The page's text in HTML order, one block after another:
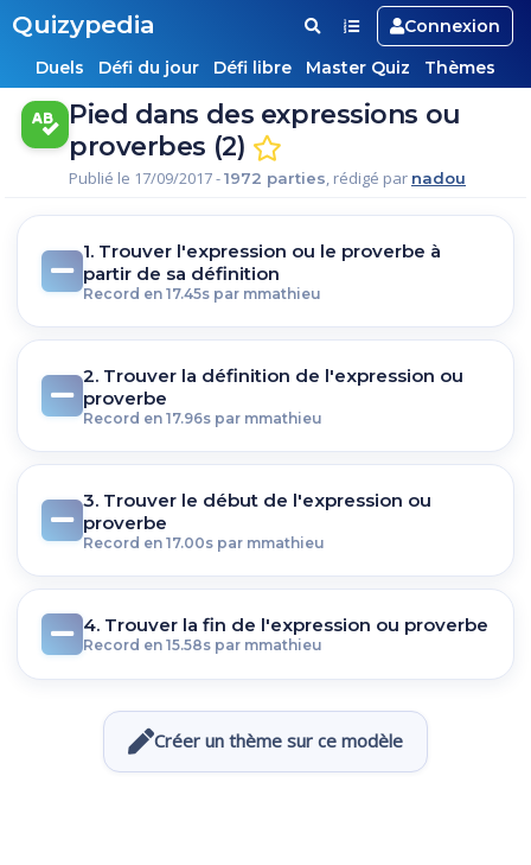
Quizypedia
Connexion
Duels
Défi du jour Défi libre Master Quiz Thèmes
Pied dans des expressions ou
proverbes (2)
Publié le 17/09/2017 -1972 parties, rédigé par nadou
1. Trouver l'expression ou le proverbe à
partir de sa définition
Record en 17.45s par mmathieu
2. Trouver la définition de l'expression ou
proverbe
Record en 17.96s par mmathieu
3. Trouver le début de l'expression ou
proverbe
Record en 17.00s par mmathieu
4. Trouver la fin de l'expression ou proverbe
Record en 15.58s par mmathieu
Créer un thème sur ce modèle